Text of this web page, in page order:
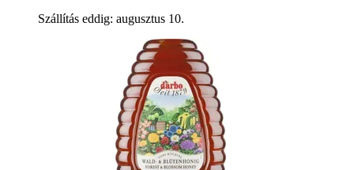
Szállítás eddig: augusztus 10.